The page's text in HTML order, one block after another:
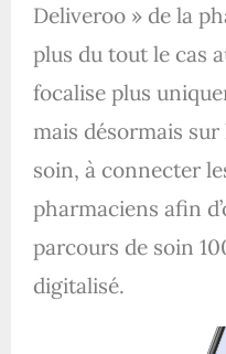
Deliveroo » de la
plus du tout le cas
focalise plus
mais désormais
soin, à connecter
pharmaciens afin
parcours de soin
digitalisé.